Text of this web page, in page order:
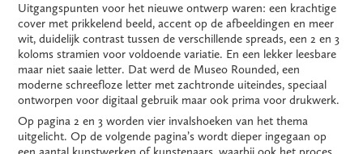
Uitgangspunten voor het nieuwe ontwerp waren: een krachtige
cover met prikkelend beeld, accent op de afbeeldingen en meer
wit, duidelijk contrast tussen de verschillende spreads, een 2 en 3
koloms stramien voor voldoende variatie. En een lekker leesbare
maar niet saaie letter. Dat werd de Museo Rounded, een
moderne schreefloze letter met zachtronde uiteindes, speciaal
ontworpen voor digitaal gebruik maar ook prima voor drukwerk.
Op pagina 2 en 3 worden vier invalshoeken van het thema
uitgelicht. Op de volgende pagina’s wordt dieper ingegaan op